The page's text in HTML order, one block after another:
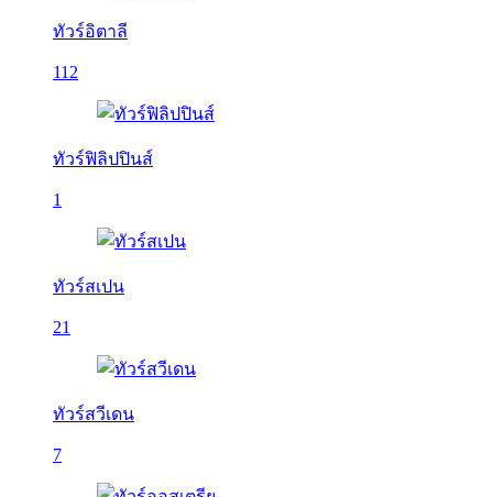
ทัวร์อิตาลี
112
ทัวร์ฟิลิปปินส์
1
ทัวร์สเปน
21
ทัวร์สวีเดน
7